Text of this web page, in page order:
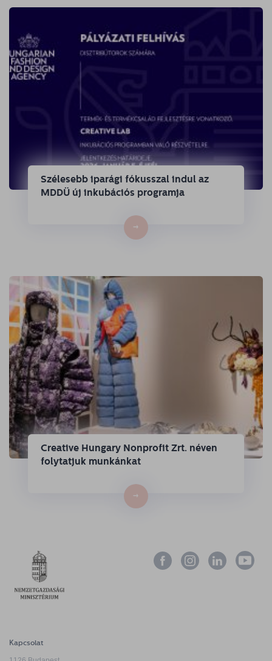
Szélesebb iparági fókusszal indul az
MDDÜ új inkubációs programja
→
Creative Hungary Nonprofit Zrt. néven
folytatjuk munkánkat
→
Kapcsolat